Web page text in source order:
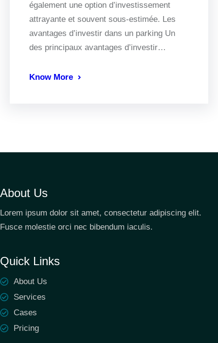
également une option d’investissement
attrayante et souvent sous-estimée. Les
avantages d’investir dans un parking Un
des principaux avantages d’investir…
Know More
About Us
Lorem ipsum dolor sit amet, consectetur adipiscing elit.
Fusce molestie orci nec bibendum iaculis.
Quick Links
About Us
Services
Cases
Pricing